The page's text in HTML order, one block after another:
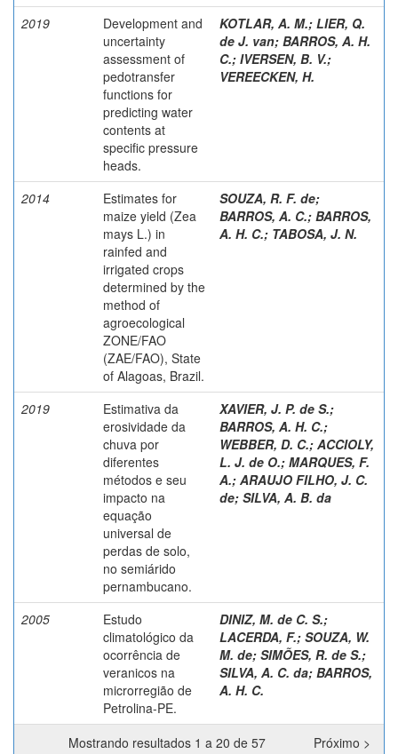
2019
Development and
uncertainty
assessment of
pedotransfer
functions for
predicting water
contents at
specific pressure
heads.
KOTLAR, A. M.; LIER, Q.
de J. van; BARROS, A. H.
C.; IVERSEN, B. V.;
VEREECKEN, H.
2014
Estimates for
maize yield (Zea
mays L.) in
rainfed and
irrigated crops
determined by the
method of
agroecological
ZONE/FAO
(ZAE/FAO), State
of Alagoas, Brazil.
SOUZA, R. F. de;
BARROS, A. C.; BARROS,
A. H. C.; TABOSA, J. N.
2019
Estimativa da
erosividade da
chuva por
diferentes
métodos e seu
impacto na
equação
universal de
perdas de solo,
no semiárido
pernambucano.
XAVIER, J. P. de S.;
BARROS, A. H. C.;
WEBBER, D. C.; ACCIOLY,
L. J. de O.; MARQUES, F.
A.; ARAUJO FILHO, J. C.
de; SILVA, A. B. da
2005
Estudo
climatológico da
ocorrência de
veranicos na
microrregião de
Petrolina-PE.
DINIZ, M. de C. S.;
LACERDA, F.; SOUZA, W.
M. de; SIMÕES, R. de S.;
SILVA, A. C. da; BARROS,
A. H. C.
Mostrando resultados 1 a 20 de 57 Próximo >